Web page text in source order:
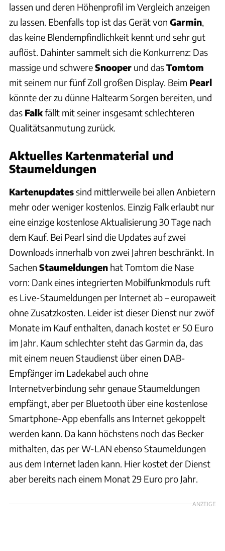
lassen und deren Höhenprofil im Vergleich anzeigen
zu lassen. Ebenfalls top ist das Gerät von Garmin
das keine Blendempfindlichkeit kennt und sehr gut
auflöst. Dahinter sammelt sich die Konkurrenz: Das
massige und schwereSnooper und dasTomtom
mit seinem nur fünf Zoll großen Display. Beim Pearl
könnte der zu dünne Haltearm Sorgen bereiten, und
das Falkfällt mit seiner insgesamt schlechteren
Qualitätsanmutung zurück.
Aktuelles Kartenmaterial und
Staumeldungen
Kartenupdatessind mittlerweile bei allen Anbietern
mehr oder weniger kostenlos. Einzig Falk erlaubt nur
eine einzige kostenlose Aktualisierung 30 Tage nach
dem Kauf. Bei Pearl sind die Updates auf zwei
Downloads innerhalb von zwei Jahren beschränkt. In
Sachen Staumeldungen hat Tomtom die Nase
vorn: Dank eines integrierten Mobilfunkmoduls ruft
es Live-Staumeldungen per Internet ab – europaweit
ohne Zusatzkosten. Leider ist dieser Dienst nur zwöf
Monate im Kauf enthalten, danach kostet er 50 Euro
im Jahr. Kaum schlechter steht das Garmin da, das
mit einem neuen Staudienst über einen DAB-
Empfänger im Ladekabel auch ohne
Internetverbindung sehr genaue Staumeldungen
empfängt, aber per Bluetooth über eine kostenlose
Smartphone-App ebenfalls ans Internet gekoppelt
werden kann. Da kann höchstens noch das Becker
mithalten, das per W-LAN ebenso Staumeldungen
aus dem Internet laden kann. Hier kostet der Dienst
aber bereits nach einem Monat 29 Euro pro Jahr.
ANZEIGE